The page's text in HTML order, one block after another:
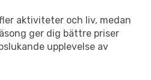
aktiviteter och liv, medan
ger dig bättre priser
upplevelse av